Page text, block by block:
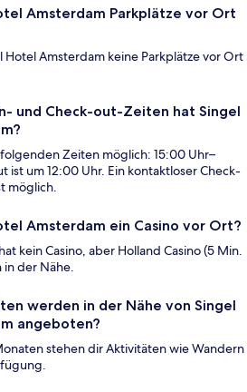
Amsterdam Parkplätze vor Ort
Hotel Amsterdam keine Parkplätze vor Ort
und Check-out-Zeiten hat Singel
Zeiten möglich: 15:00 Uhr–
ist um 12:00 Uhr. Ein kontaktloser Check-
möglich.
Amsterdam ein Casino vor Ort?
kein Casino, aber Holland Casino (5 Min.
in der Nähe.
werden in der Nähe von Singel
angeboten?
stehen dir Aktivitäten wie Wandern